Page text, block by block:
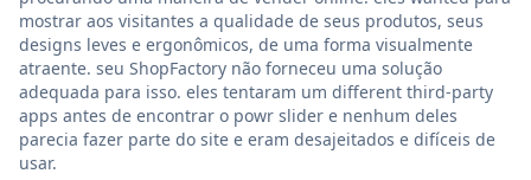
mostrar aos visitantes a qualidade de seus produtos, seus
designs leves e ergonômicos, de uma forma visualmente
atraente. seu ShopFactory não forneceu uma solução
adequada para isso. eles tentaram um different third-party
apps antes de encontrar o powr slider e nenhum deles
parecia fazer parte do site e eram desajeitados e difíceis de
usar.